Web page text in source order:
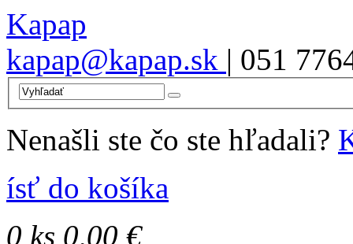
Kapap
kapap@kapap.sk | 051
Nenašli ste čo ste hľadali?
ísť do košíka
0 ks 0,00 €